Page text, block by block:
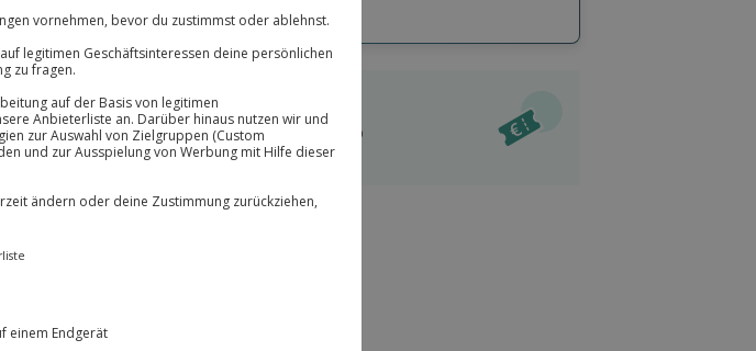
Über 9.000 Erlebnisse.
Jeder Gutschein für alle Erlebnisse einlösbar.
Maximale Sicherheit
3 Jahre gültig & verlängerbar.
-15%* Club Deal verfügbar
Direktabzug im Warenkorb
Melde dich hier an